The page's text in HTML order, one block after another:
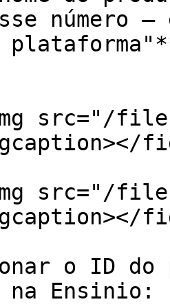
número
src="/files/
src="/files/
o ID do
na Ensinio: